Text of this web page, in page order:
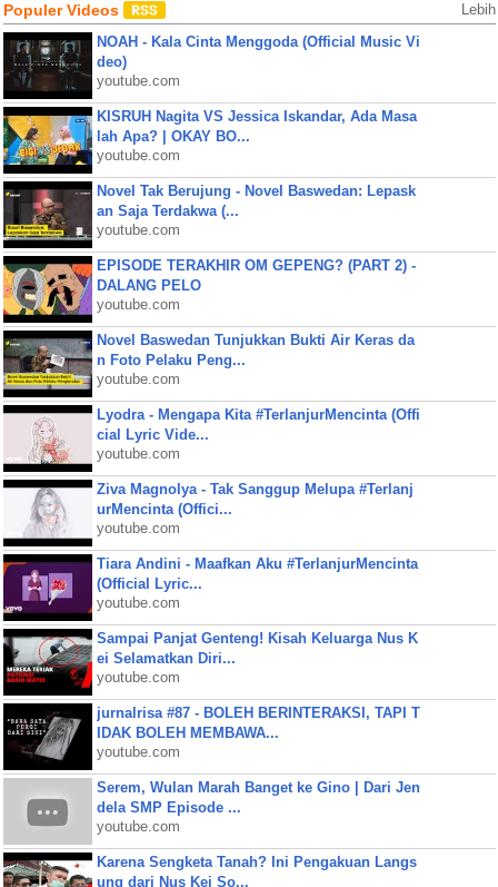
Populer Videos Lebih
NOAH - Kala Cinta Menggoda (Official Music Vi
deo)
youtube.com
KISRUH Nagita VS Jessica Iskandar, Ada Masa
lah Apa? | OKAY BO...
youtube.com
Novel Tak Berujung - Novel Baswedan: Lepask
an Saja Terdakwa (...
youtube.com
EPISODE TERAKHIR OM GEPENG? (PART 2) -
DALANG PELO
youtube.com
Novel Baswedan Tunjukkan Bukti Air Keras da
n Foto Pelaku Peng...
youtube.com
Lyodra - Mengapa Kita #TerlanjurMencinta (Offi
cial Lyric Vide...
youtube.com
Ziva Magnolya - Tak Sanggup Melupa #Terlanj
urMencinta (Offici...
youtube.com
Tiara Andini - Maafkan Aku #TerlanjurMencinta
(Official Lyric...
youtube.com
Sampai Panjat Genteng! Kisah Keluarga Nus K
ei Selamatkan Diri...
youtube.com
jurnalrisa #87 - BOLEH BERINTERAKSI, TAPI T
IDAK BOLEH MEMBAWA...
youtube.com
Serem, Wulan Marah Banget ke Gino | Dari Jen
dela SMP Episode ...
youtube.com
Karena Sengketa Tanah? Ini Pengakuan Langs
ung dari Nus Kei So...